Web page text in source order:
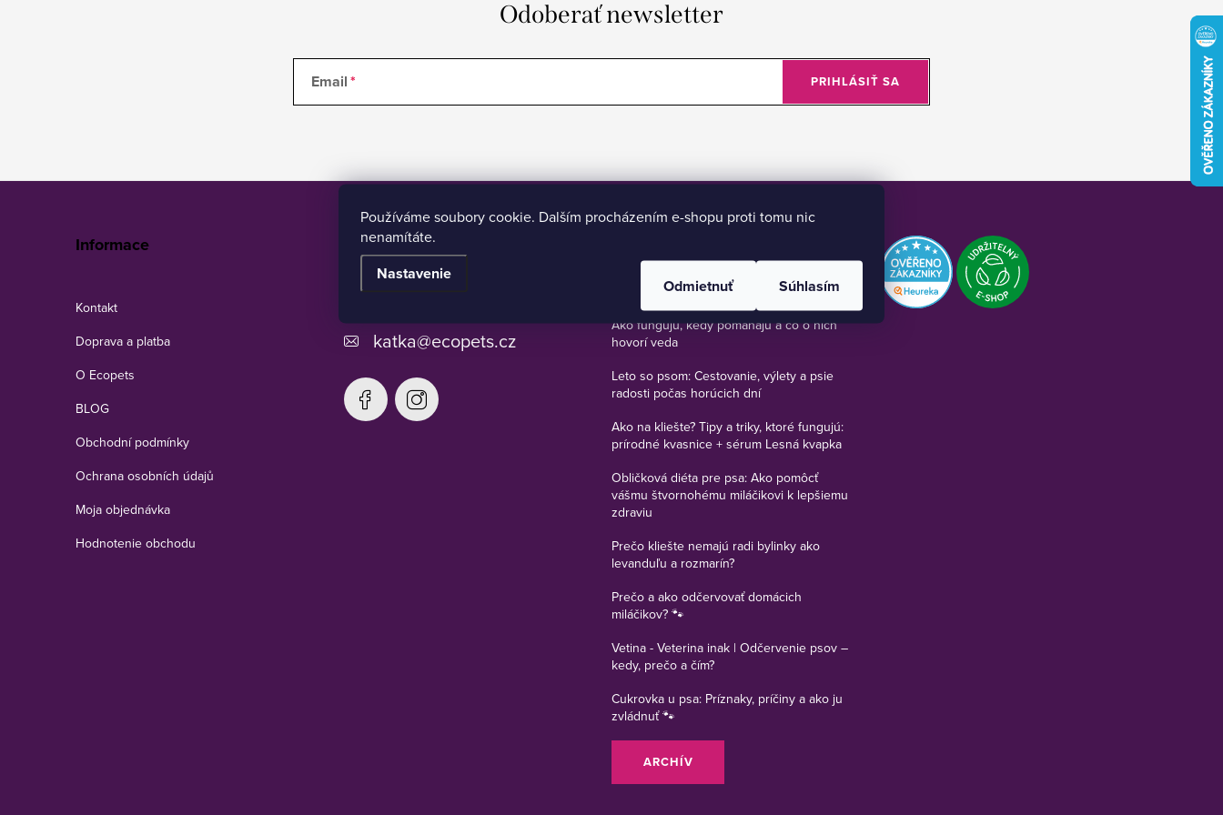
Používáme soubory cookie. Dalším procházením e-shopu proti tomu nic
nenamítáte.
Nastavenie
Odmietnuť Súhlasím
Odoberať newsletter
Email PRIHLÁSIŤ SA
Informace
Kontakt
Doprava a platba
O Ecopets
BLOG
Obchodní podmínky
Ochrana osobních údajů
Moja objednávka
Hodnotenie obchodu
Ecopets
katka@ecopets.cz
Bachove esencie pre psy, mačky a kone:
Ako fungujú, kedy pomáhajú a čo o nich
hovorí veda
Leto so psom: Cestovanie, výlety a psie
radosti počas horúcich dní
Ako na kliešte? Tipy a triky, ktoré fungujú:
prírodné kvasnice + sérum Lesná kvapka
Obličková diéta pre psa: Ako pomôcť
vášmu štvornohému miláčikovi k lepšiemu
zdraviu
Prečo kliešte nemajú radi bylinky ako
levanduľu a rozmarín?
Prečo a ako odčervovať domácich
miláčikov? 🐾
Vetina - Veterina inak | Odčervenie psov –
kedy, prečo a čím?
Cukrovka u psa: Príznaky, príčiny a ako ju
zvládnuť 🐾
ARCHÍV